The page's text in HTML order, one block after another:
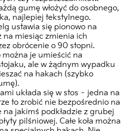
gumę włożyć do osobnego,
najlepiej tekstylnego.
ustawia się pionowo na
na miesiąc zmienia ich
obrócenie o 90 stopni.
je umieścić na
ale w żądnym wypadku
na hakach (szybko
układa się w stos – jedna na
to zrobić nie bezpośrednio na
na jakimś podkładzie z grubej
pilśniowej. Całe koła można